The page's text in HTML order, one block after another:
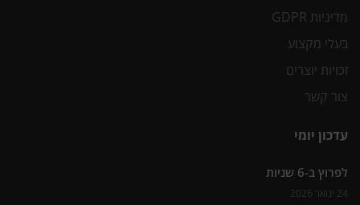
מדיניות GDPR
בעלי מקצוע
זכויות יוצרים
צור קשר
עדכון יומי
לפרוץ ב-6 שניות
24 ינואר 2026